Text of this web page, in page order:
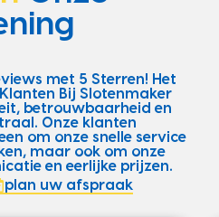
met 5 Sterren! Het
Bij Slotenmaker
betrouwbaarheid en
Onze klanten
om onze snelle service
maar ook om onze
en eerlijke prijzen.
plan uw afspraak